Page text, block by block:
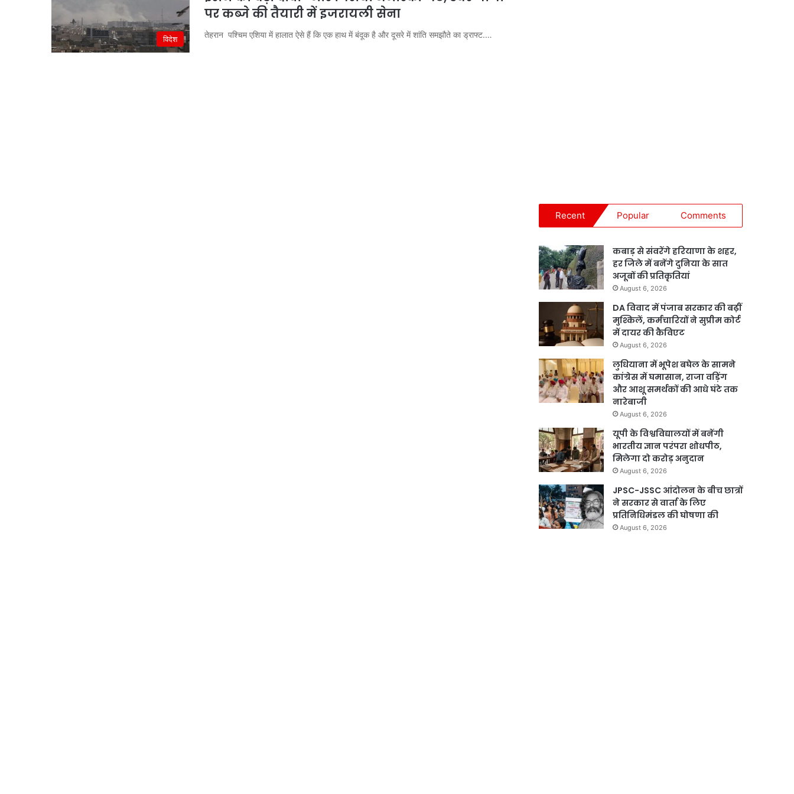
विदेश
पर कब्जे की तैयारी में इजरायली सेना
तेहरान पश्चिम एशिया में हालात ऐसे हैं कि एक हाथ में बंदूक है और दूसरे में शांति समझौते का ड्राफ्ट.…
Recent Popular Comments
कबाड़ से संवरेंगे हरियाणा के शहर,
हर जिले में बनेंगे दुनिया के सात
अजूबों की प्रतिकृतियां
August 6, 2026
DA विवाद में पंजाब सरकार की बढ़ीं
मुश्किलें, कर्मचारियों ने सुप्रीम कोर्ट
में दायर की कैविएट
August 6, 2026
लुधियाना में भूपेश बघेल के सामने
कांग्रेस में घमासान, राजा वड़िंग
और आशू समर्थकों की आधे घंटे तक
नारेबाजी
August 6, 2026
यूपी के विश्वविद्यालयों में बनेंगी
भारतीय ज्ञान परंपरा शोधपीठ,
मिलेगा दो करोड़ अनुदान
August 6, 2026
JPSC-JSSC आंदोलन के बीच छात्रों
ने सरकार से वार्ता के लिए
प्रतिनिधिमंडल की घोषणा की
August 6, 2026